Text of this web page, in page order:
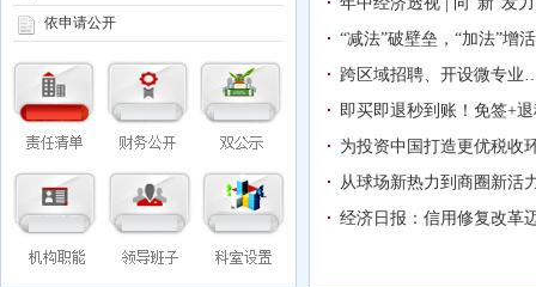
依申请公开
“减法”破壁垒，“加法”
跨区域招聘、开设微专
即买即退秒到账！免签+
为投资中国打造更优税收
从球场新热力到商圈新活
经济日报：信用修复改革